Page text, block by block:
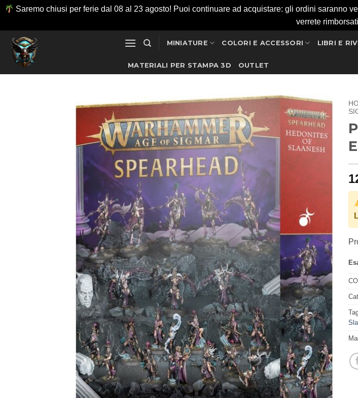
Saremo chiusi per ferie dal 08 al 23 agosto! Puoi continuare ad acquistare: gli ordini saranno
verrete
Salta
contenuti
MINIATURE COLORI E ACCESSORI LIBRI E
MATERIALI PER STAMPA 3D OUTLET
Aggiungi
alla lista
dei